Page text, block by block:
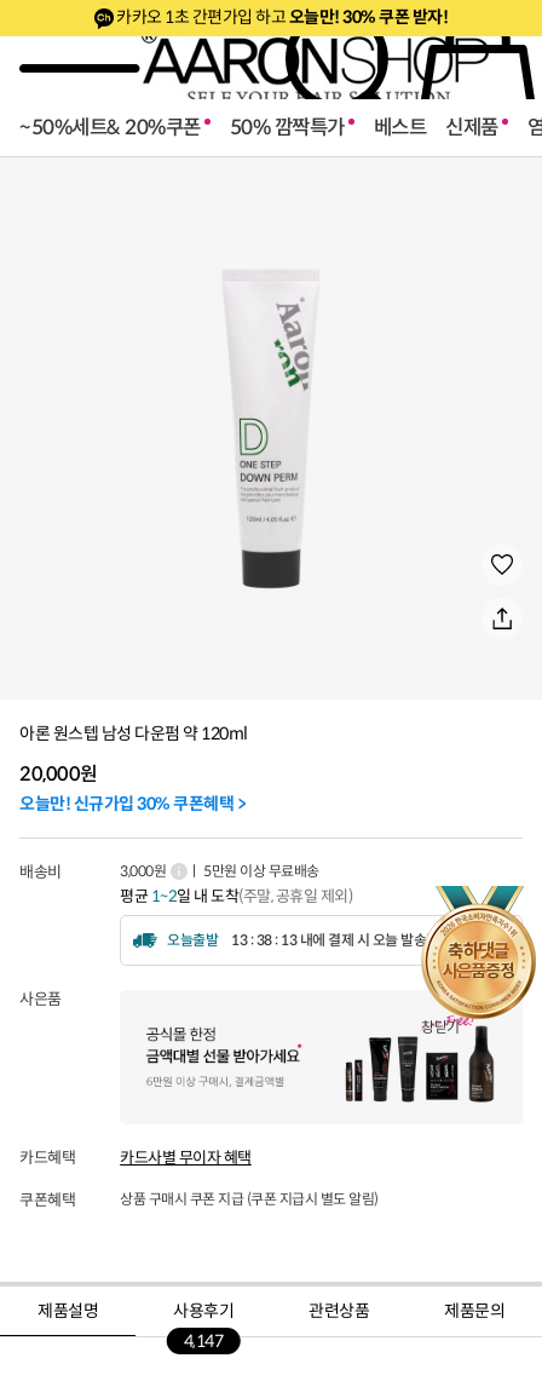
카카오 1초 간편가입 하고오늘만! 30% 쿠폰 받자!
~50%세트& 20%쿠폰 50% 깜짝특가 베스트 신제품
창닫기
아론 원스텝 남성 다운펌 약 120ml
20,000원
오늘만! 신규가입 30% 쿠폰혜택 >
배송비 3,000원 ㅣ 5만원 이상 무료배송
평균1~2일 내 도착(주말, 공휴일 제외)
오늘출발 13 : 38 : 10 내에 결제 시 오늘 발송됩니다.
사은품
카드혜택 카드사별 무이자 혜택
쿠폰혜택 상품 구매시 쿠폰 지급 (쿠폰 지급시 별도 알림)
제품설명
사용후기
4,147
관련상품 제품문의